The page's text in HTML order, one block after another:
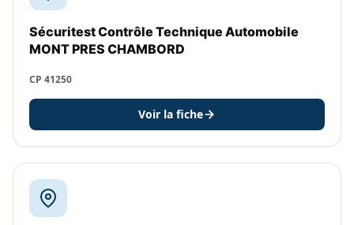
Sécuritest Contrôle Technique Automobile
MONT PRES CHAMBORD
CP 41250
Voir la fiche